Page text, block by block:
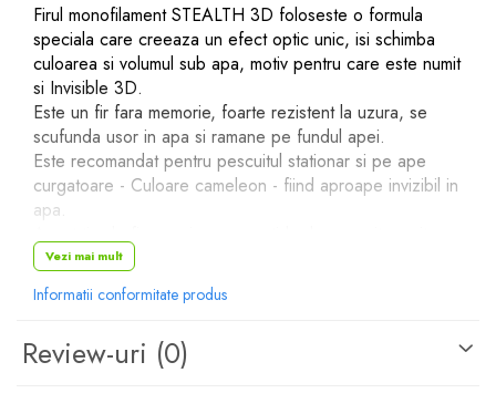
Firul monofilament STEALTH 3D foloseste o formula
speciala care creeaza un efect optic unic, isi schimba
culoarea si volumul sub apa, motiv pentru care este numit
si Invisible 3D.
Este un fir fara memorie, foarte rezistent la uzura, se
scufunda usor in apa si ramane pe fundul apei.
Este recomandat pentru pescuitul stationar si pe ape
curgatoare - Culoare cameleon - fiind aproape invizibil in
apa.
avand o rezistenta mare la rupere.
Poate fi lasat pe tamburul mulinetei de la un an la altul
fara sa necesite schimbare si fara sa ia forma tamburului.
Caracteristici:
Vezi mai mult
Informatii conformitate produs
Review-uri (0)